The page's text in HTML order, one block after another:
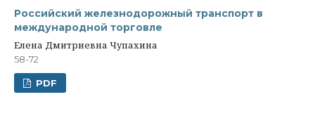
Российский железнодорожный транспорт в
международной торговле
Елена Дмитриевна Чупахина
58-72
PDF